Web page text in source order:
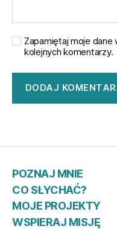
Zapamiętaj moje dane
kolejnych komentarzy.
POZNAJ MNIE
CO SŁYCHAĆ?
MOJE PROJEKTY
WSPIERAJ MISJĘ